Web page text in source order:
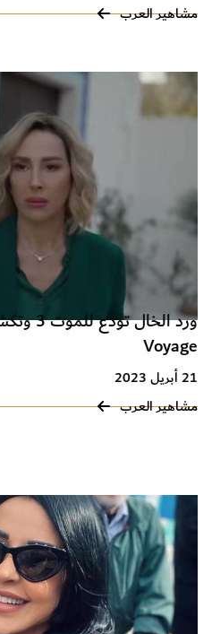
مشاهير العرب
Voyage
21 أبريل 2023
مشاهير العرب